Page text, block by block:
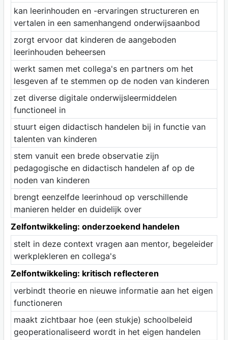
kan leerinhouden en -ervaringen structureren en
vertalen in een samenhangend onderwijsaanbod
zorgt ervoor dat kinderen de aangeboden
leerinhouden beheersen
werkt samen met collega's en partners om het
lesgeven af te stemmen op de noden van kinderen
zet diverse digitale onderwijsleermiddelen
functioneel in
stuurt eigen didactisch handelen bij in functie van
talenten van kinderen
stem vanuit een brede observatie zijn
pedagogische en didactisch handelen af op de
noden van kinderen
brengt eenzelfde leerinhoud op verschillende
manieren helder en duidelijk over
Zelfontwikkeling: onderzoekend handelen
stelt in deze context vragen aan mentor, begeleider
werkplekleren en collega's
Zelfontwikkeling: kritisch reflecteren
verbindt theorie en nieuwe informatie aan het eigen
functioneren
maakt zichtbaar hoe (een stukje) schoolbeleid
geoperationaliseerd wordt in het eigen handelen